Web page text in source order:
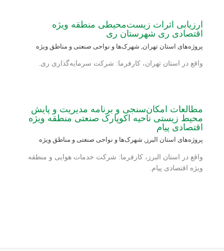
ارزیابی اثرات زیست‌محیطی منطقه ویژه
اقتصادی ری شهرستان ری
پروژه‌های استان تهران شهرک‌ها و نواحی صنعتی و مناطق ویژه
واقع در استان تهران، کارفرما: شرکت سرمایه‌گذاری ری.
مطالعات امکان‌سنجی و برنامه مدیریت و پایش
محیط زیستی ناحیه اکوپارک صنعتی منطقه ویژه
اقتصادی پیام
پروژه‌های استان البرز , شهرک‌ها و نواحی صنعتی و مناطق ویژه
واقع در استان البرز، کارفرما: شرکت خدمات هوایی و منطقه
ویژه اقتصادی پیام.